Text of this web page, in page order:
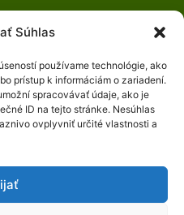
Súhlas
používame technológie, ako
prístup k informáciám o zariadení.
spracovávať údaje, ako je
ID na tejto stránke. Nesúhlas
ovplyvniť určité vlastnosti a
racianskyspolok